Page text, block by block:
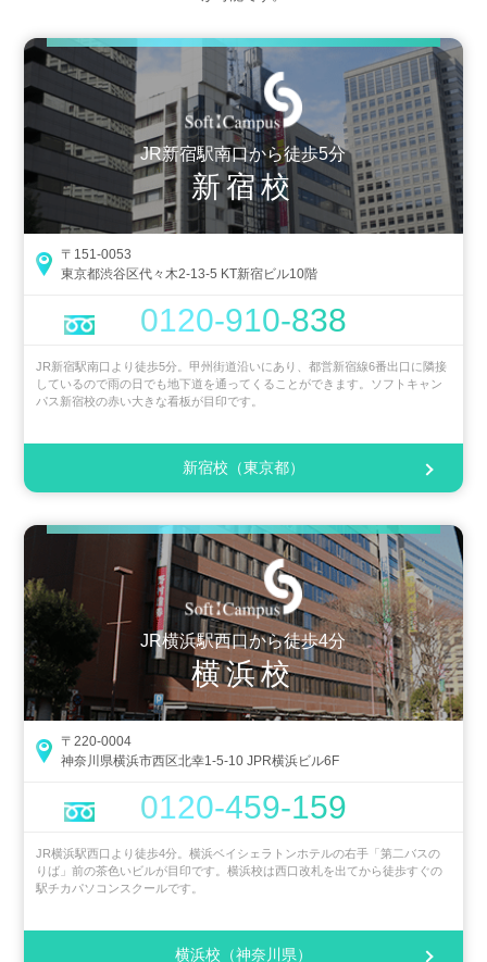
JR新宿駅南口から徒歩5分
新宿校
〒151-0053
東京都渋谷区代々木2-13-5 KT新宿ビル10階
0120-910-838
JR新宿駅南口より徒歩5分。甲州街道沿いにあり、都営新宿線6番出口に隣接
しているので雨の日でも地下道を通ってくることができます。ソフトキャン
パス新宿校の赤い大きな看板が目印です。
新宿校（東京都）
JR横浜駅西口から徒歩4分
横浜校
〒220-0004
神奈川県横浜市西区北幸1-5-10 JPR横浜ビル6F
0120-459-159
JR横浜駅西口より徒歩4分。横浜ベイシェラトンホテルの右手「第二バスの
りば」前の茶色いビルが目印です。横浜校は西口改札を出てから徒歩すぐの
駅チカパソコンスクールです。
横浜校（神奈川県）